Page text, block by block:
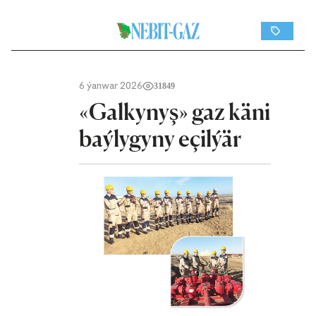
6 ýanwar 2026 31849
«Galkynyş» gaz käni
baýlygyny eçilýär